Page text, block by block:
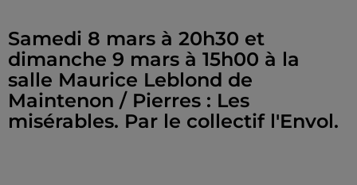
Samedi 8 mars à 20h30 et
dimanche 9 mars à 15h00 à la
salle Maurice Leblond de
Maintenon / Pierres : Les
misérables. Par le collectif l'Envol.